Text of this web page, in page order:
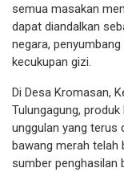
semua masakan
dapat diandalkan
negara,
kecukupan gizi.
Di Desa Kromasan,
Tulungagung,
unggulan yang terus
bawang merah telah
sumber penghasilan